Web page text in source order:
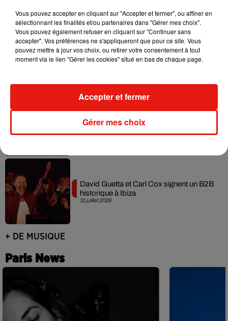
Fred again.. et Latin Mafia dévoilent enfin
leur mixtape créée en...
31 juillet 2026
dévoilent « Happiness Is So Sad »
31 juillet 2026
David Guetta et Carl Cox signent un B2B
historique à Ibiza
+ DE MUSIQUE
Paris News
Vous pouvez accepter en cliquant sur "Accepter et fermer", ou affiner en
sélectionnant les finalités et/ou partenaires dans "Gérer mes choix".
Vous pouvez également refuser en cliquant sur "Continuer sans
accepter". Vos préférences ne s'appliqueront que pour ce site. Vous
pouvez mettre à jour vos choix, ou retirer votre consentement à tout
moment via le lien "Gérer les cookies" situé en bas de chaque page.
Gérer mes choix
Accepter et fermer